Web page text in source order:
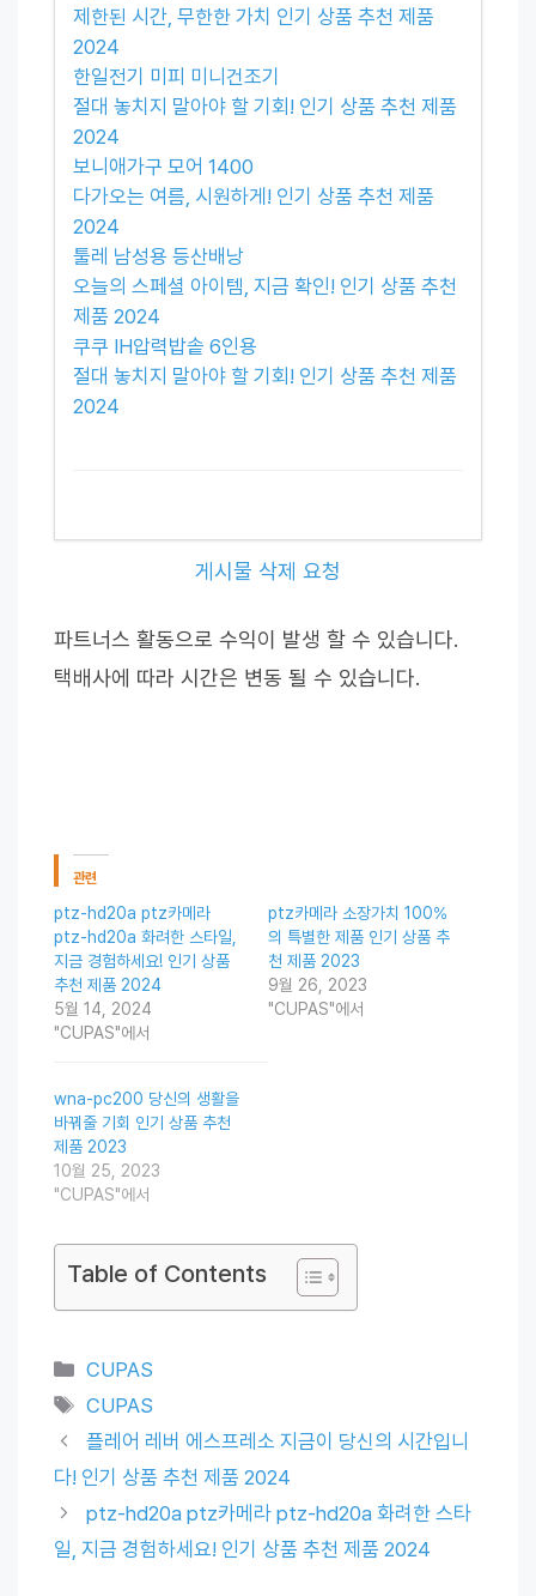
제한된 시간, 무한한 가치 인기 상품 추천 제품
2024
한일전기 미피 미니건조기
절대 놓치지 말아야 할 기회! 인기 상품 추천 제품
2024
보니애가구 모어 1400
다가오는 여름, 시원하게! 인기 상품 추천 제품
2024
툴레 남성용 등산배낭
오늘의 스페셜 아이템, 지금 확인! 인기 상품 추천
제품 2024
쿠쿠 IH압력밥솥 6인용
절대 놓치지 말아야 할 기회! 인기 상품 추천 제품
2024
게시물 삭제 요청
파트너스 활동으로 수익이 발생 할 수 있습니다.
택배사에 따라 시간은 변동 될 수 있습니다.
관련
ptz-hd20a ptz카메라
ptz-hd20a 화려한 스타일,
지금 경험하세요! 인기 상품
추천 제품 2024
5월 14, 2024
"CUPAS"에서
ptz카메라 소장가치 100%
의 특별한 제품 인기 상품 추
천 제품 2023
9월 26, 2023
"CUPAS"에서
wna-pc200 당신의 생활을
바꿔줄 기회 인기 상품 추천
제품 2023
10월 25, 2023
"CUPAS"에서
Table of Contents
Categories
CUPAS
Tags
CUPAS
플레어 레버 에스프레소 지금이 당신의 시간입니
다! 인기 상품 추천 제품 2024
ptz-hd20a ptz카메라 ptz-hd20a 화려한 스타
일, 지금 경험하세요! 인기 상품 추천 제품 2024